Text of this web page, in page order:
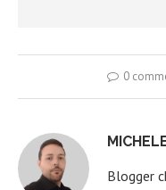
0
Blogger